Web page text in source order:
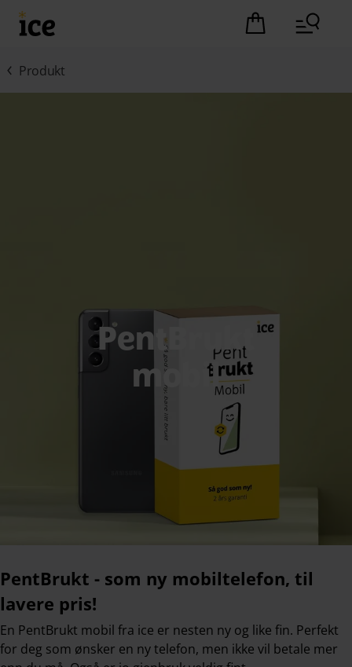
Hopp til hovedinnhold (Trykk Enter)
Det er ingen
Produkt
PentBrukt
mobil
PentBrukt - som ny mobiltelefon, til
lavere pris!
En PentBrukt mobil fra ice er nesten ny og like fin. Perfekt
for deg som ønsker en ny telefon, men ikke vil betale mer